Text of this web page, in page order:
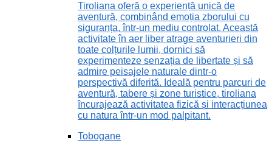
Tiroliana oferă o experiență unică de
aventură, combinând emoția zborului cu
siguranța, într-un mediu controlat. Această
activitate în aer liber atrage aventurieri din
toate colțurile lumii, dornici să
experimenteze senzația de libertate și să
admire peisajele naturale dintr-o
perspectivă diferită. Ideală pentru parcuri de
aventură, tabere și zone turistice, tiroliana
încurajează activitatea fizică și interacțiunea
cu natura într-un mod palpitant.
Tobogane